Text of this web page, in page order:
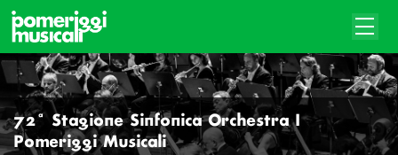
72ª Stagione Sinfonica Orchestra I
Pomeriggi Musicali